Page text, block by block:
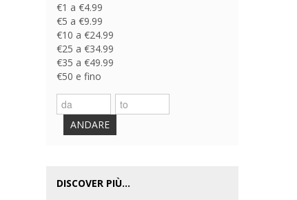
€1 a €4.99
€5 a €9.99
€10 a €24.99
€25 a €34.99
€35 a €49.99
€50 e fino
ANDARE
DISCOVER PIÙ...